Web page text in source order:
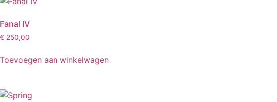
Fanal IV
€ 250,00
Toevoegen aan winkelwagen